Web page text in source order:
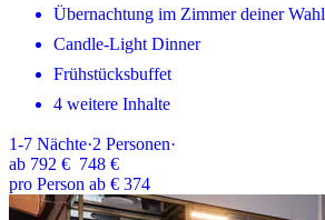
Übernachtung im Zimmer deiner Wahl
Candle-Light Dinner
Frühstücksbuffet
4 weitere Inhalte
1-7 Nächte·2 Personen·
ab 792 € 748 €
pro Person ab € 374